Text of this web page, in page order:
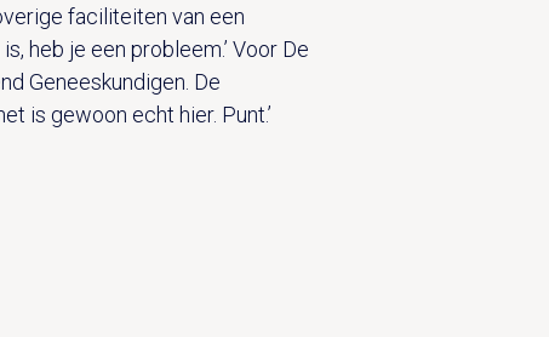
faciliteiten van een
heb je een probleem.’ Voor De
Geneeskundigen. De
is gewoon echt hier. Punt.’